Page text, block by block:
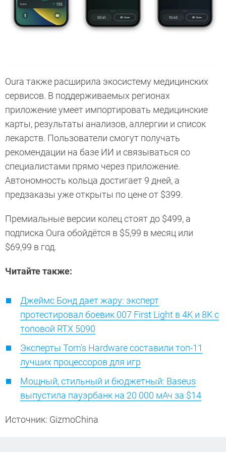
Oura также расширила экосистему медицинских
сервисов. В поддерживаемых регионах
приложение умеет импортировать медицинские
карты, результаты анализов, аллергии и список
лекарств. Пользователи смогут получать
рекомендации на базе ИИ и связываться со
специалистами прямо через приложение.
Автономность кольца достигает 9 дней, а
предзаказы уже открыты по цене от $399.
Премиальные версии колец стоят до $499, а
подписка Oura обойдётся в $5,99 в месяц или
$69,99 в год.
Читайте также:
Джеймс Бонд дает жару: эксперт
протестировал боевик 007 First Light в 4K и 8K с
топовой RTX 5090
Эксперты Tom's Hardware составили топ-11
лучших процессоров для игр
Мощный, стильный и бюджетный: Baseus
выпустила пауэрбанк на 20 000 мАч за $14
Источник: GizmoChina